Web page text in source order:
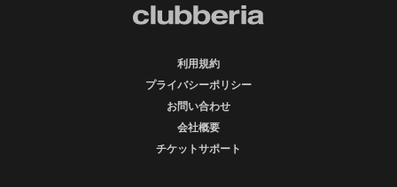
利用規約
プライバシーポリシー
お問い合わせ
会社概要
チケットサポート